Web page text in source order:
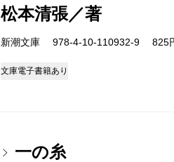
松本清張／著
新潮文庫 978-4-10-110932-9 825
文庫電子書籍あり
一の糸